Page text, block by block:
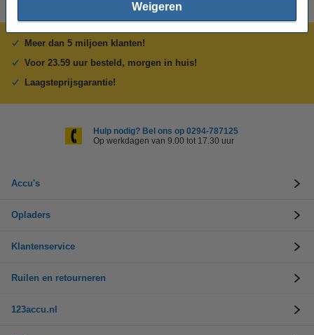
Weigeren
Meer dan 5 miljoen klanten!
Voor 23.59 uur besteld, morgen in huis!
Laagsteprijsgarantie!
Hulp nodig? Bel ons op 0294-787125
Op werkdagen van 9.00 tot 17.30 uur
Accu's
Opladers
Klantenservice
Ruilen en retourneren
123accu.nl